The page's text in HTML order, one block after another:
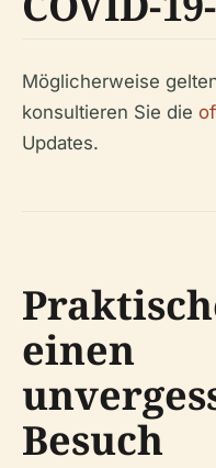
Möglicherweise
konsultieren Sie die
Updates.
einen
Besuch